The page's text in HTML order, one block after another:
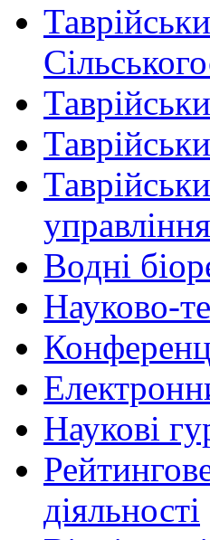
Водні
Науково-
Наукові
діяльності